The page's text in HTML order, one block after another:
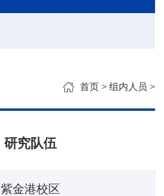
首页 > 组内人员 >
研究队伍
紫金港校区